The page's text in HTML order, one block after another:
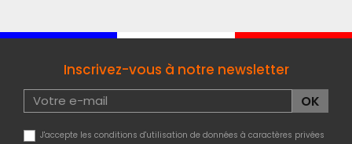
Inscrivez-vous à notre newsletter
J'accepte les conditions d'utilisation de données à caractères privées